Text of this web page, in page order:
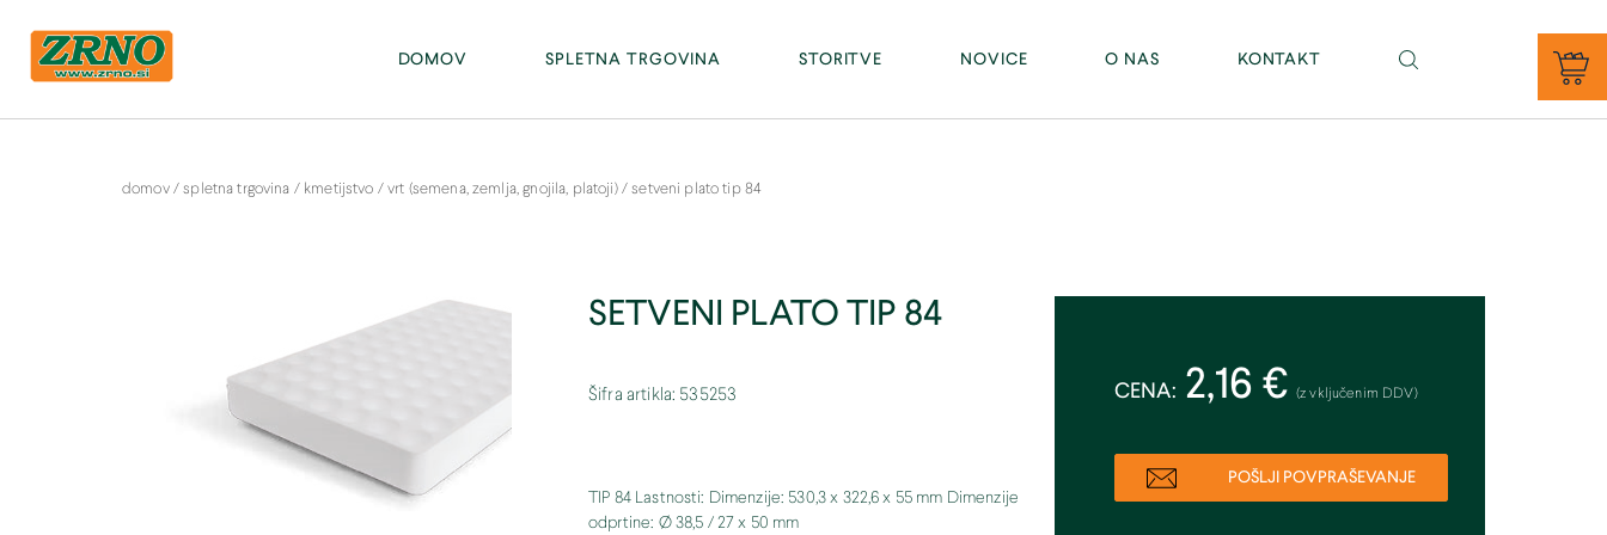
stran Zrno
DOMOV SPLETNA TRGOVINA STORITVE NOVICE O NAS KONTAKT
domov /spletna trgovina / kmetijstvo /vrt (semena, zemlja, gnojila, platoji) /setveni plato tip 84
SETVENI PLATO TIP 84
Šifra artikla: 535253
TIP 84 Lastnosti: Dimenzije: 530,3 x 322,6 x 55 mm Dimenzije
odprtine: Ø 38,5 / 27 x 50 mm
CENA: 2,16 € (z vključenim DDV)
POŠLJI POVPRAŠEVANJE